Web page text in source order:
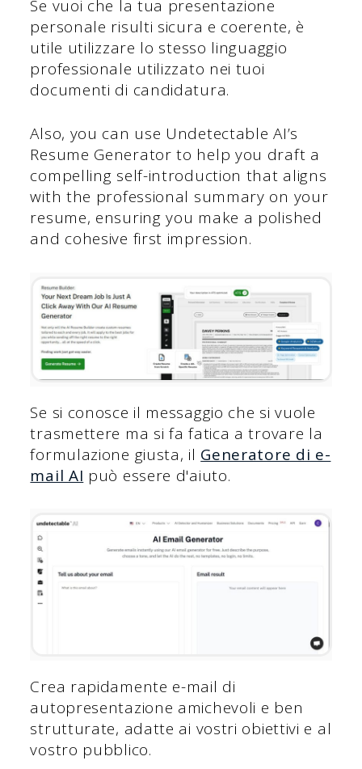
Se vuoi che la tua presentazione
personale risulti sicura e coerente, è
utile utilizzare lo stesso linguaggio
professionale utilizzato nei tuoi
documenti di candidatura.
Also, you can use Undetectable AI’s
Resume Generator to help you draft a
compelling self-introduction that aligns
with the professional summary on your
resume, ensuring you make a polished
and cohesive first impression.
Se si conosce il messaggio che si vuole
trasmettere ma si fa fatica a trovare la
formulazione giusta, il Generatore di e-
mail AI può essere d'aiuto.
Crea rapidamente e-mail di
autopresentazione amichevoli e ben
strutturate, adatte ai vostri obiettivi e al
vostro pubblico.